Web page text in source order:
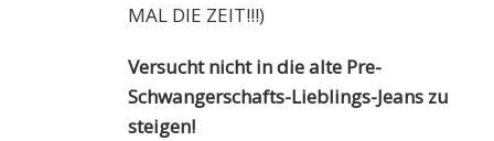
MAL DIE ZEIT!!!)
Versucht nicht in die alte Pre-
Schwangerschafts-Lieblings-Jeans zu
steigen!